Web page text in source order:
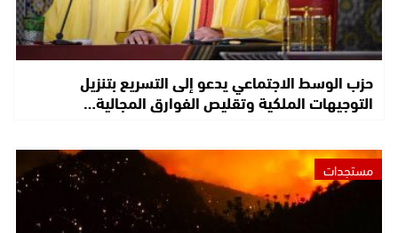
حزب الوسط الاجتماعي يدعو إلى التسريع بتنزيل
التوجيهات الملكية وتقليص الفوارق المجالية…
مستجدات